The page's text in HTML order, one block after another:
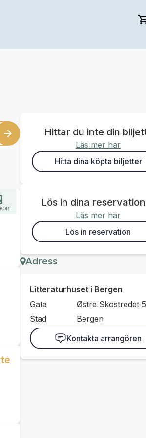
Hittar du inte din
Läs mer här
Hitta dina köpta biljetter
Lös in dina
Läs mer här
Lös in reservation
Adress
Litteraturhuset i Bergen
Gata
Østre Skostredet
Stad
Bergen
Kontakta arrangören